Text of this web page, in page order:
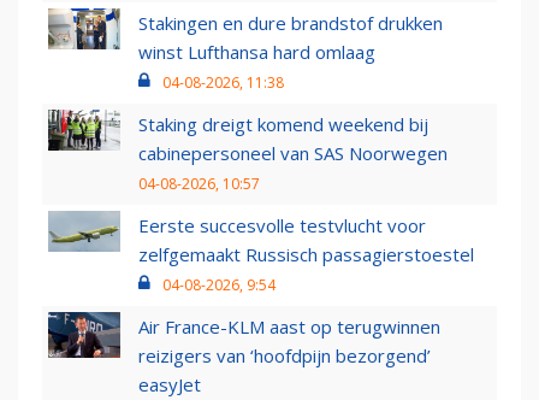
Stakingen en dure brandstof drukken
winst Lufthansa hard omlaag
04-08-2026, 11:38
Staking dreigt komend weekend bij
cabinepersoneel van SAS Noorwegen
04-08-2026, 10:57
Eerste succesvolle testvlucht voor
zelfgemaakt Russisch passagierstoestel
04-08-2026, 9:54
Air France-KLM aast op terugwinnen
reizigers van ‘hoofdpijn bezorgend’
easyJet